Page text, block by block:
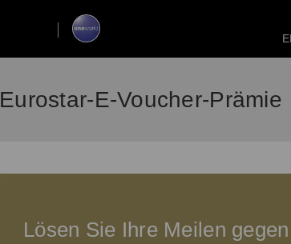
Eurostar-E-Voucher-Prämie
Lösen Sie Ihre Meilen